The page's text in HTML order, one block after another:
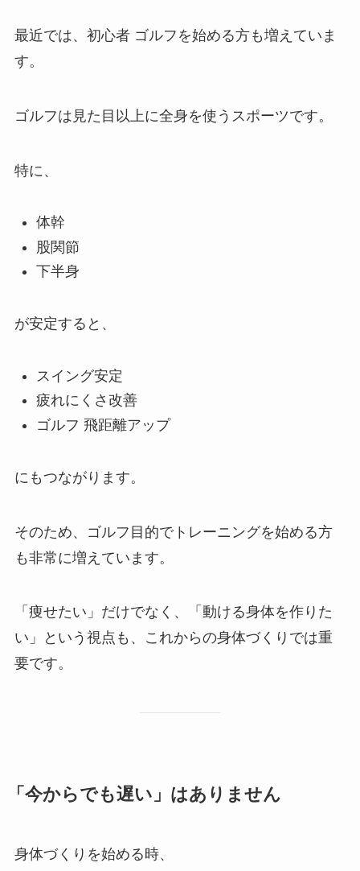
最近では、初心者 ゴルフを始める方も増えていま
す。
ゴルフは見た目以上に全身を使うスポーツです。
特に、
体幹
股関節
下半身
が安定すると、
スイング安定
疲れにくさ改善
ゴルフ 飛距離アップ
にもつながります。
そのため、ゴルフ目的でトレーニングを始める方
も非常に増えています。
「痩せたい」だけでなく、「動ける身体を作りた
い」という視点も、これからの身体づくりでは重
要です。
「今からでも遅い」はありません
身体づくりを始める時、